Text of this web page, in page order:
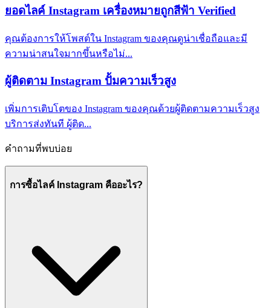
ยอดไลค์ Instagram เครื่องหมายถูกสีฟ้า Verified
คุณต้องการให้โพสต์ใน Instagram ของคุณดูน่าเชื่อถือและมี
ความน่าสนใจมากขึ้นหรือไม่...
ผู้ติดตาม Instagram ปั้มความเร็วสูง
เพิ่มการเติบโตของ Instagram ของคุณด้วยผู้ติดตามความเร็วสูง
บริการส่งทันที ผู้ติด...
คำถามที่พบบ่อย
การซื้อไลค์ Instagram คืออะไร?